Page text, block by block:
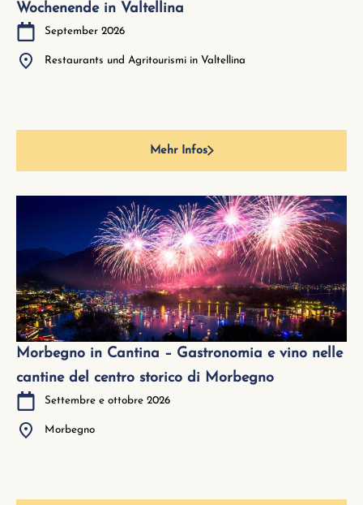
Wochenende in Valtellina
September 2026
Restaurants und Agritourismi in Valtellina
Mehr Infos
Morbegno in Cantina – Gastronomia e vino nelle
cantine del centro storico di Morbegno
Settembre e ottobre 2026
Morbegno